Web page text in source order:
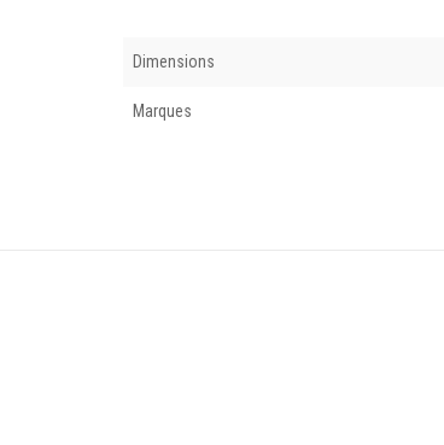
Dimensions
Marques